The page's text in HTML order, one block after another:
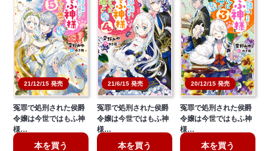
21/12/15 発売
冤罪で処刑された侯爵
令嬢は今世ではもふ神
様…
本を買う
21/6/15 発売
冤罪で処刑された侯爵
令嬢は今世ではもふ神
様…
本を買う
20/12/15 発売
冤罪で処刑された侯爵
令嬢は今世ではもふ神
様…
本を買う